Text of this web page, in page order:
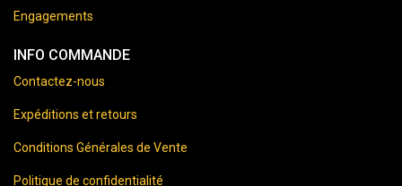
Engagements
INFO COMMANDE
Contactez-nous
Expéditions et retours
Conditions Générales de Vente
Politique de confidentialité